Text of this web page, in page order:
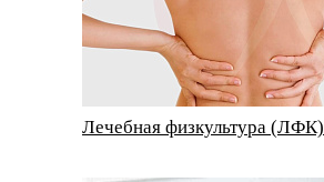
Лечебная физкультура (ЛФК)